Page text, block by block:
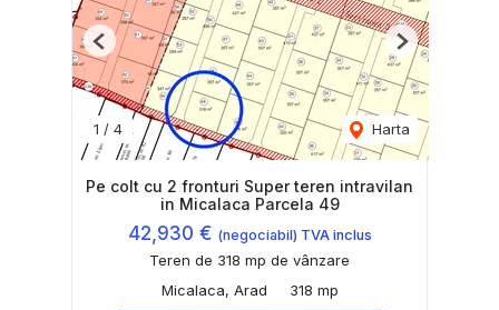
1 / 4 Harta
Previous Next
Pe colt cu 2 fronturi Super teren intravilan
in Micalaca Parcela 49
42,930 € (negociabil) TVA inclus
Teren de 318 mp de vânzare
Micalaca, Arad
318 mp